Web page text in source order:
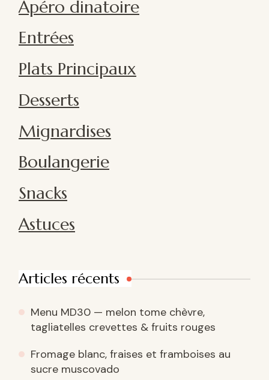
Apéro dinatoire
Entrées
Plats Principaux
Desserts
Mignardises
Boulangerie
Snacks
Astuces
Articles récents
Menu MD30 — melon tome chèvre,
tagliatelles crevettes & fruits rouges
Fromage blanc, fraises et framboises au
sucre muscovado